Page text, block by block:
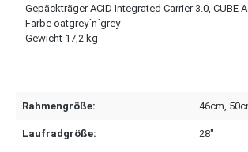
Gepäckträger ACID Integrated Carrier 3.0, CUBE
Farbe oatgrey´n´grey
Gewicht 17,2 kg
Rahmengröße: 46cm,
Laufradgröße: 28"